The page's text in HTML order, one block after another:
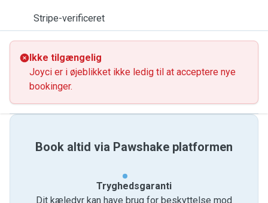
Stripe-verificeret
Ikke tilgængelig
Joyci er i øjeblikket ikke ledig til at acceptere nye
bookinger.
Book altid via Pawshake platformen
Tryghedsgaranti
Dit kæledyr kan have brug for beskyttelse mod